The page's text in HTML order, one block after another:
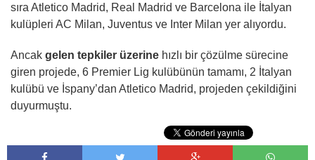
sıra Atletico Madrid, Real Madrid ve Barcelona ile İtalyan
kulüpleri AC Milan, Juventus ve Inter Milan yer alıyordu.
Ancak gelen tepkiler üzerine hızlı bir çözülme sürecine
giren projede, 6 Premier Lig kulübünün tamamı, 2 İtalyan
kulübü ve İspany’dan Atletico Madrid, projeden çekildiğini
duyurmuştu.